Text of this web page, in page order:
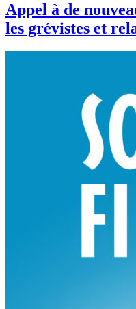
Appel à de
les grévistes et